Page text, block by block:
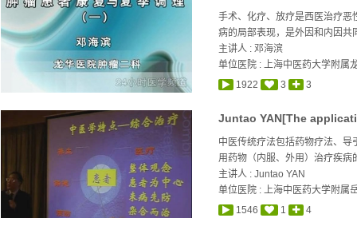
手术、化疗、放疗是西医治疗
病的局部表现，是外因和内因共
主讲人 :邓海滨
单位医院 : 上海中医药大学附属
1922
3 3
中医传统疗法包括药物疗法、
用药物（内服、外用）治疗疾病
主讲人 :Juntao YAN
单位医院 : 上海中医药大学附属
1546
1 4